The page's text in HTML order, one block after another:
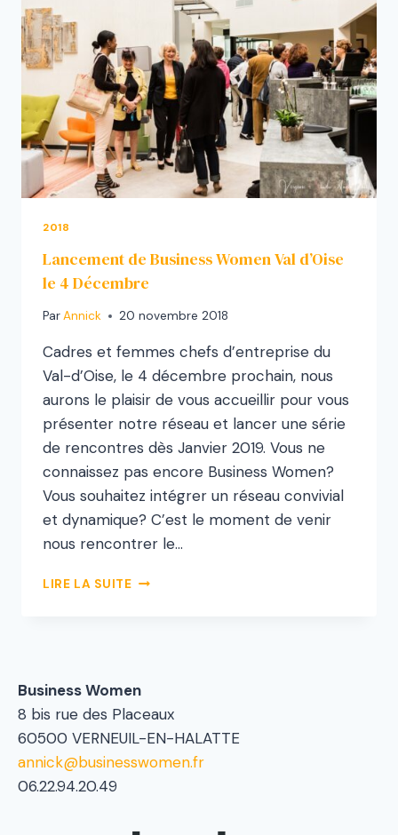
2018
Lancement de Business Women Val d’Oise
le 4 Décembre
ParAnnick 20 novembre 2018
Cadres et femmes chefs d’entreprise du
Val-d’Oise, le 4 décembre prochain, nous
aurons le plaisir de vous accueillir pour vous
présenter notre réseau et lancer une série
de rencontres dès Janvier 2019. Vous ne
connaissez pas encore Business Women?
Vous souhaitez intégrer un réseau convivial
et dynamique? C’est le moment de venir
nous rencontrer le…
LIRE LA SUITE
Business Women
8 bis rue des Placeaux
60500 VERNEUIL-EN-HALATTE
annick@businesswomen.fr
06.22.94.20.49